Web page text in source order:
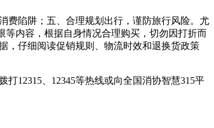
费陷阱；五、合理规划出行，谨防旅行风险。尤
等内容，根据自身情况合理购买，切勿因打折而
，仔细阅读促销规则、物流时效和退换货政策
12315、12345等热线或向全国消协智慧315平